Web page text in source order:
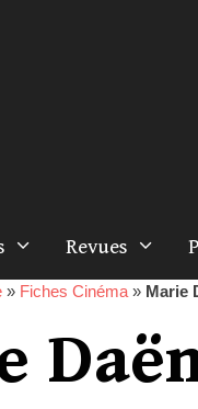
Revues
» Fiches Cinéma » Marie